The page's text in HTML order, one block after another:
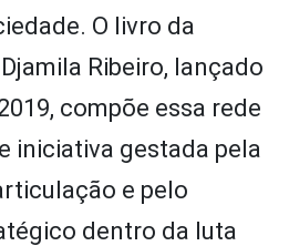
O livro da
Ribeiro, lançado
compõe essa rede
iniciativa gestada pela
e pelo
dentro da luta